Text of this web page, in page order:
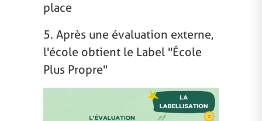
place
5. Après une évaluation externe,
l'école obtient le Label "École
Plus Propre"